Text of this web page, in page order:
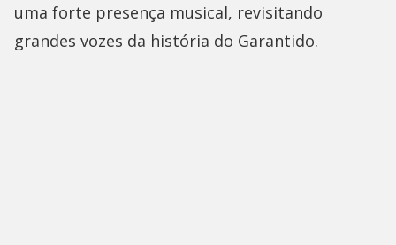
uma forte presença musical, revisitando
grandes vozes da história do Garantido.